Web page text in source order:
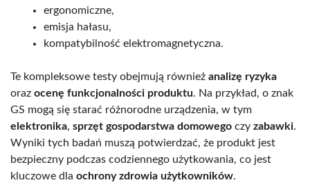
ergonomiczne,
emisja hałasu,
kompatybilność elektromagnetyczna.
Te kompleksowe testy obejmują również analizę ryzyka
oraz ocenę funkcjonalności produktu. Na przykład, o znak
GS mogą się starać różnorodne urządzenia, w tym
elektronika, sprzęt gospodarstwa domowego czy zabawki.
Wyniki tych badań muszą potwierdzać, że produkt jest
bezpieczny podczas codziennego użytkowania, co jest
kluczowe dla ochrony zdrowia użytkowników.